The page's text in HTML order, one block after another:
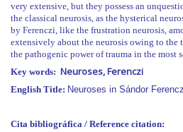
very extensive, but they possess an
the classical neurosis, as the hysterical
by Ferenczi, like the frustration neurosis,
extensively about the neurosis owing to the
the pathogenic power of trauma in the most
Key words: Neuroses, Ferenczi
English Title: Neuroses in Sándor
Cita bibliográfica / Reference citation: